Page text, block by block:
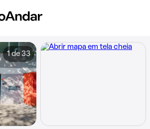
1 de 33